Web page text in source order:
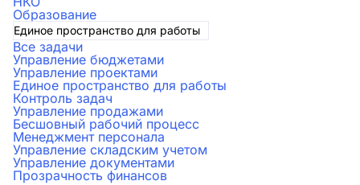
Образование
Единое пространство для работы
Все задачи
Управление бюджетами
Управление проектами
Единое пространство для работы
Контроль задач
Управление продажами
Бесшовный рабочий процесс
Менеджмент персонала
Управление складским учетом
Управление документами
Прозрачность финансов